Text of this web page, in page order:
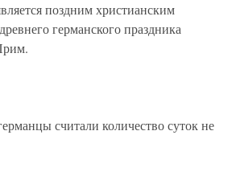
поздним христианским
германского праздника
считали количество суток не